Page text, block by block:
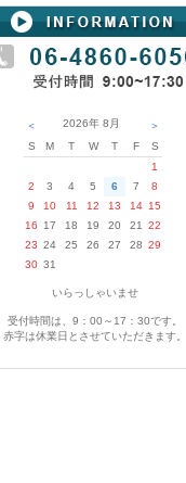
＜ 2026年 8月
＞
S
M T W T F
S
1
2
3 4 5 6 7
8
9
10 11 12 13 14 15
16
17 18 19 20 21
22
23 24 25 26 27 28 29
30 31
いらっしゃいませ
受付時間は、9：00～17：30です。
赤字は休業日とさせていただきます。